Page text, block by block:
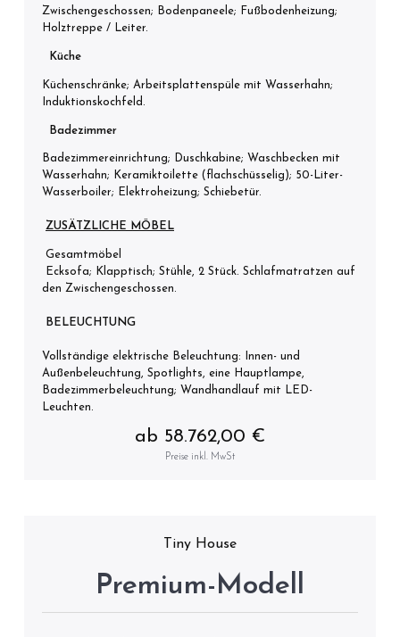
Zwischengeschossen; Bodenpaneele; Fußbodenheizung;
Holztreppe / Leiter.
Küche
Küchenschränke; Arbeitsplattenspüle mit Wasserhahn;
Induktionskochfeld.
Badezimmer
Badezimmereinrichtung; Duschkabine; Waschbecken mit
Wasserhahn; Keramiktoilette (flachschüsselig); 50-Liter-
Wasserboiler; Elektroheizung; Schiebetür.
ZUSÄTZLICHE MÖBEL
Gesamtmöbel
Ecksofa; Klapptisch; Stühle, 2 Stück. Schlafmatratzen auf
den Zwischengeschossen.
BELEUCHTUNG
Vollständige elektrische Beleuchtung: Innen- und
Außenbeleuchtung, Spotlights, eine Hauptlampe,
Badezimmerbeleuchtung; Wandhandlauf mit LED-
Leuchten.
ab 58.762,00 €
Preise inkl. MwSt
Tiny House
Premium-Modell